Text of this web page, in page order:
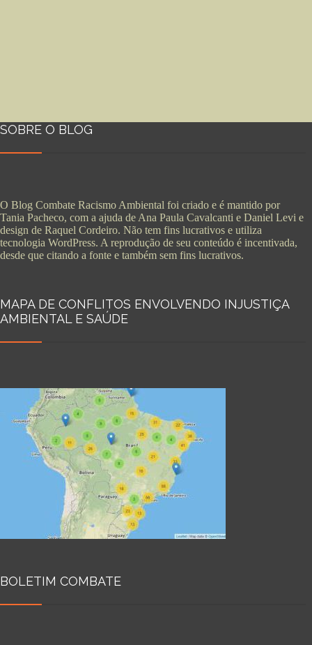
SOBRE O BLOG
O Blog Combate Racismo Ambiental foi criado e é mantido por
Tania Pacheco, com a ajuda de Ana Paula Cavalcanti e Daniel Levi e
design de Raquel Cordeiro. Não tem fins lucrativos e utiliza
tecnologia WordPress. A reprodução de seu conteúdo é incentivada,
desde que citando a fonte e também sem fins lucrativos.
MAPA DE CONFLITOS ENVOLVENDO INJUSTIÇA
AMBIENTAL E SAÚDE
BOLETIM COMBATE